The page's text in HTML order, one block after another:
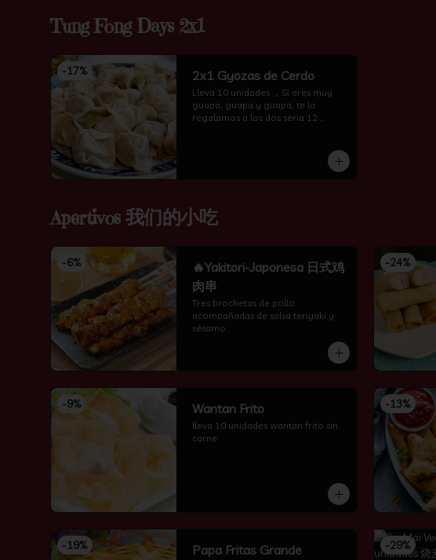
Tung Fong Days 2x1
-17% 2x1 Gyozas de Cerdo
Lleva 10 unidades ，Si eres muy
guapa, guapa y guapa, te la
regalamos a los dos seria 12
Apertivos 我们的小吃
-6%
🔥Yakitori-Japonesa 日式鸡
肉串
Tres brochetas de pollo
acompañadas de salsa teriyaki y
sésamo.
-24%
-9% Wantan Frito
lleva 10 unidades wantan frito sin
carne
-13%
-19% Papa Fritas Grande -29%